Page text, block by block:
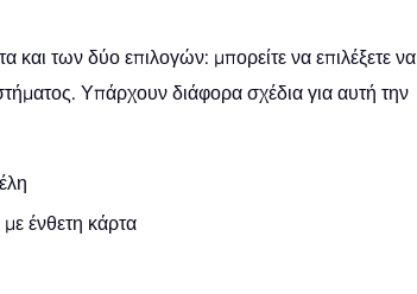
και των δύο επιλογών: μπορείτε να επιλέξετε να
Υπάρχουν διάφορα σχέδια για αυτή την
με ένθετη κάρτα